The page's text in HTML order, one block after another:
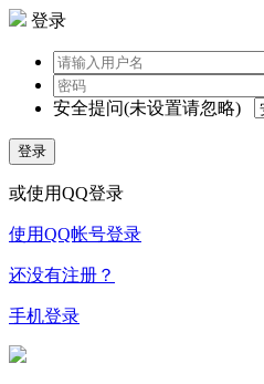
登录
安全提问(未设置请忽略)
登录
或使用QQ登录
使用QQ帐号登录
还没有注册？
手机登录